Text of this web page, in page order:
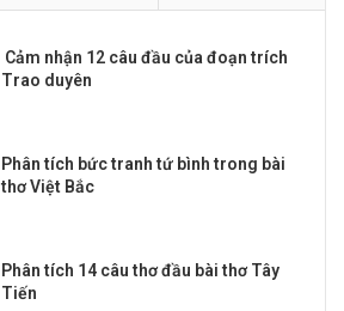
Cảm nhận 12 câu đầu của đoạn trích
Trao duyên
Phân tích bức tranh tứ bình trong bài
thơ Việt Bắc
Phân tích 14 câu thơ đầu bài thơ Tây
Tiến